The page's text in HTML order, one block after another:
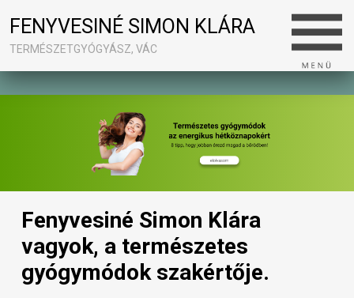
FENYVESINÉ SIMON KLÁRA
TERMÉSZETGYÓGYÁSZ, VÁC
Fenyvesiné Simon Klára
vagyok, a természetes
gyógymódok szakértője.